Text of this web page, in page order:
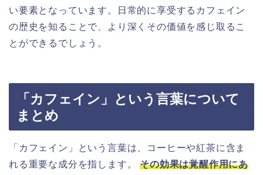
い要素となっています。日常的に享受するカフェイン
の歴史を知ることで、より深くその価値を感じ取るこ
とができるでしょう。
「カフェイン」という言葉について
まとめ
「カフェイン」という言葉は、コーヒーや紅茶に含ま
れる重要な成分を指します。その効果は覚醒作用にあ